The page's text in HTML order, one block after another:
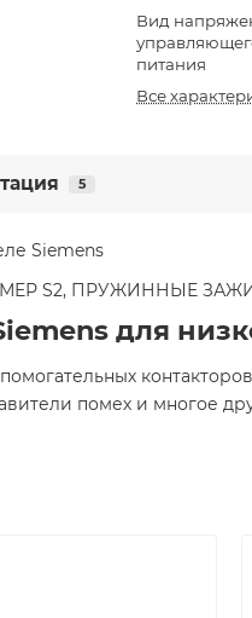
Вид
питания
Все
5
Siemens
S2, ПРУЖИННЫЕ
для
помех и многое